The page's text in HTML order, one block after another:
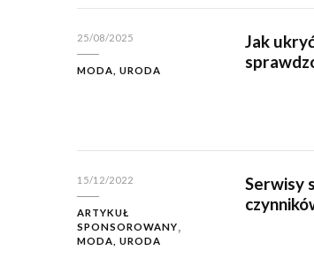
25/08/2025
MODA, URODA
Jak
15/12/2022
ARTYKUŁ
SPONSOROWANY
MODA, URODA
Serwisy